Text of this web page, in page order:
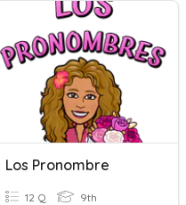
Los Pronombre
12 Q 9th